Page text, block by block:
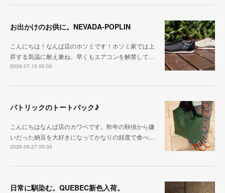
お出かけのお供に。NEVADA-POPLIN
こんにちは！なんば店のホソミです！ホソミ家では上
昇する気温に耐え兼ね、早くもエアコンを解禁して…
2026.07.12 02:00
パトリックのトートバック♪
こんにちはなんば店のカワベです。昨年の秋頃から嫌
いだった納豆を大好きになってかなりの頻度で食べ…
2026.06.27 05:30
日常に馴染む。QUEBEC新色入荷。